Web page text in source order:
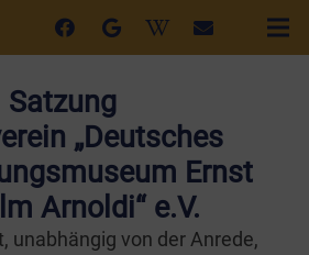
Satzung
„Deutsches
Ernst
Arnoldi“ e.V.
unab­hän­gig von der Anre­de,